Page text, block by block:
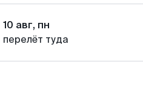
10 авг, пн
перелёт туда